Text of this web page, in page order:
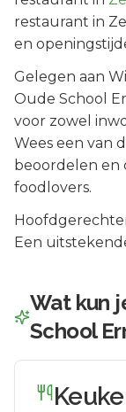
restaurant in
en
Gelegen aan
Oude School
voor zowel
Wees een van
beoordelen en
foodlovers.
Een
Wat kun
School